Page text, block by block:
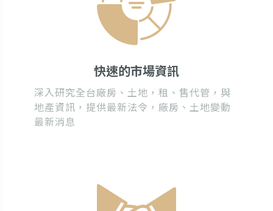
快速的市場資訊
深入研究全台廠房、土地，租、售代管，與
地產資訊，提供最新法令，廠房、土地變動
最新消息